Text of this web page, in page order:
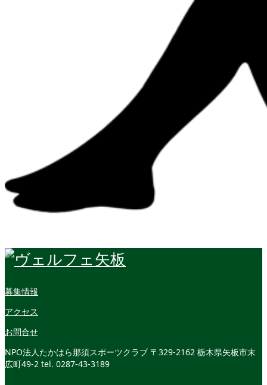
募集情報
アクセス
お問合せ
NPO法人たかはら那須スポーツクラブ 〒329-2162 栃木県矢板市末
広町49-2 tel. 0287-43-3189